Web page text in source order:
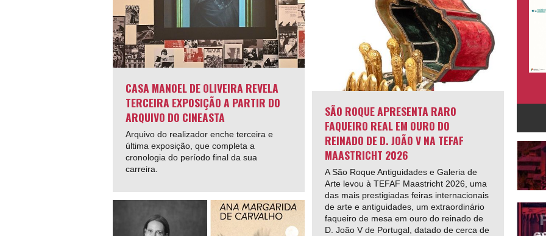
CASA MANOEL DE OLIVEIRA REVELA
TERCEIRA EXPOSIÇÃO A PARTIR DO
ARQUIVO DO CINEASTA
Arquivo do realizador enche terceira e
última exposição, que completa a
cronologia do período final da sua
carreira.
SÃO ROQUE APRESENTA RARO
FAQUEIRO REAL EM OURO DO
REINADO DE D. JOÃO V NA TEFAF
MAASTRICHT 2026
A São Roque Antiguidades e Galeria de
Arte levou à TEFAF Maastricht 2026, uma
das mais prestigiadas feiras internacionais
de arte e antiguidades, um extraordinário
faqueiro de mesa em ouro do reinado de
D. João V de Portugal, datado de cerca de